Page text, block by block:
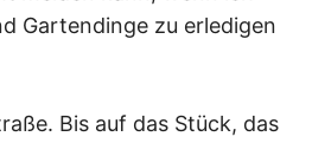
Gartendinge zu erledigen
Bis auf das Stück, das